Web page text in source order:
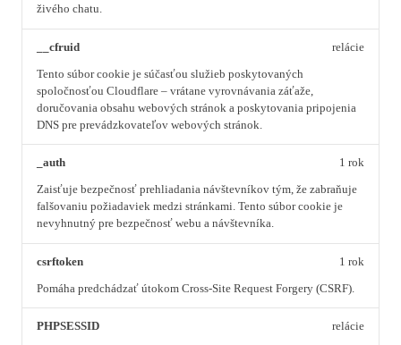
živého chatu.
__cfruid
Tento súbor cookie je súčasťou služieb poskytovaných
spoločnosťou Cloudflare – vrátane vyrovnávania záťaže,
doručovania obsahu webových stránok a poskytovania pripojenia
DNS pre prevádzkovateľov webových stránok.
relácie
_auth
Zaisťuje bezpečnosť prehliadania návštevníkov tým, že zabraňuje
falšovaniu požiadaviek medzi stránkami. Tento súbor cookie je
nevyhnutný pre bezpečnosť webu a návštevníka.
1 rok
csrftoken
Pomáha predchádzať útokom Cross-Site Request Forgery (CSRF).
1 rok
PHPSESSID relácie